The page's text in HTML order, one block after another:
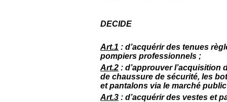
DECIDE
Art.1 : d’acquérir des tenues
pompiers professionnels ;
Art.2 : d’approuver l’acquisition
de chaussure de sécurité, les
et pantalons via le marché
Art.3 : d’acquérir des vestes et